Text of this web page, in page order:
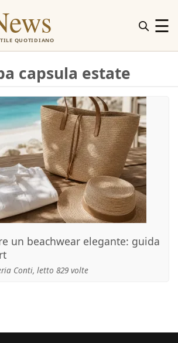
QUOTIDIANO
☰
capsula estate
un beachwear elegante: guida
Conti, letto 829 volte